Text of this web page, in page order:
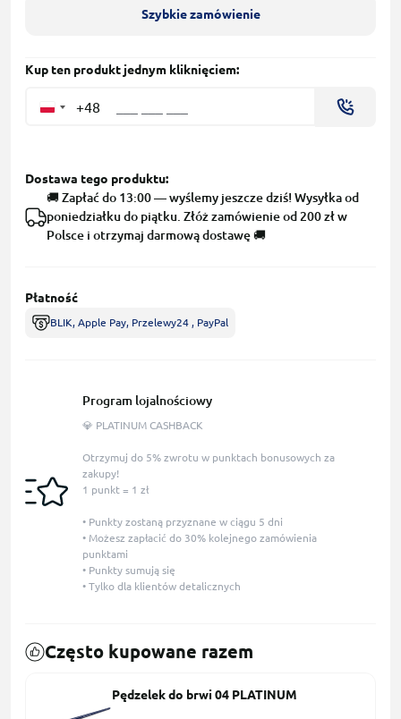
Szybkie zamówienie
Kup ten produkt jednym kliknięciem:
+48
Dostawa tego produktu:
🚚 Zapłać do 13:00 — wyślemy jeszcze dziś! Wysyłka od
poniedziałku do piątku. Złóż zamówienie od 200 zł w
Polsce i otrzymaj darmową dostawę 🚚
Płatność
BLIK, Apple Pay, Przelewy24 , PayPal
Program lojalnościowy
💎 PLATINUM CASHBACK
Otrzymuj do 5% zwrotu w punktach bonusowych za
zakupy!
1 punkt = 1 zł
• Punkty zostaną przyznane w ciągu 5 dni
• Możesz zapłacić do 30% kolejnego zamówienia
punktami
• Punkty sumują się
• Tylko dla klientów detalicznych
Często kupowane razem
Pędzelek do brwi 04 PLATINUM